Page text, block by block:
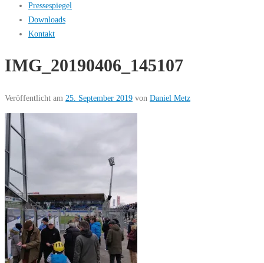
Pressespiegel
Downloads
Kontakt
IMG_20190406_145107
Veröffentlicht am 25. September 2019 von Daniel Metz